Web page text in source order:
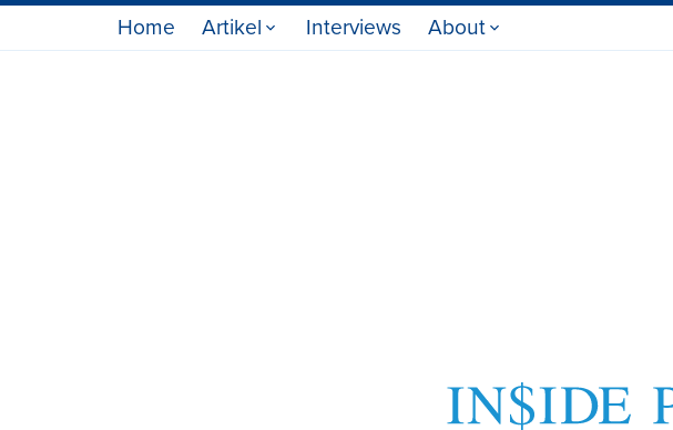
Home Artikel Interviews About